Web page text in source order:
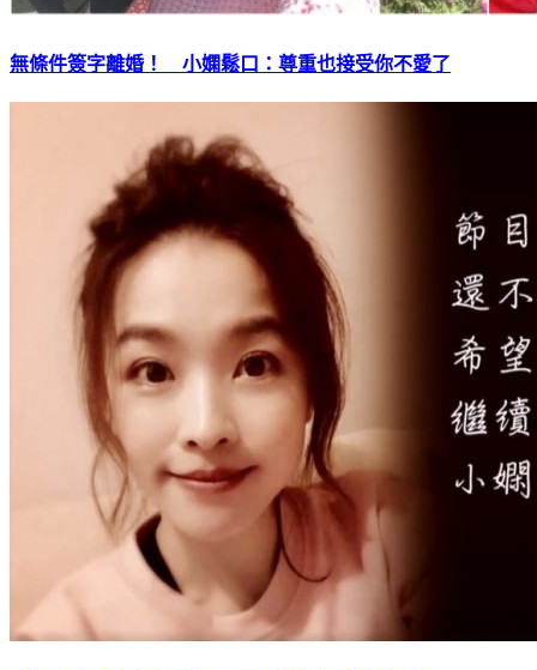
無條件簽字離婚！ 小嫻鬆口：尊重也接受你不愛了